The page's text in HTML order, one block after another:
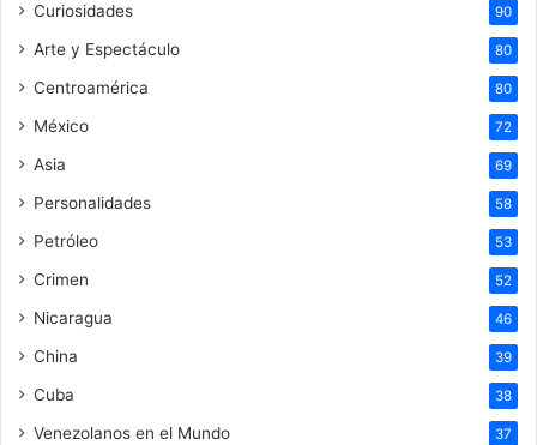
Curiosidades 90
Arte y Espectáculo 80
Centroamérica 80
México 72
Asia 69
Personalidades 58
Petróleo 53
Crimen 52
Nicaragua 46
China 39
Cuba 38
Venezolanos en el Mundo 37